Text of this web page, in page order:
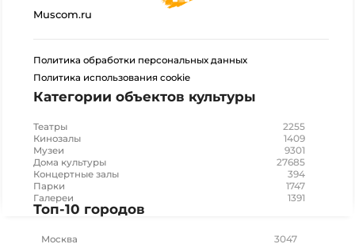
Muscom.ru
Политика обработки персональных данных
Политика использования cookie
Категории объектов культуры
Театры 2255
Кинозалы 1409
Музеи 9301
Дома культуры 27685
Концертные залы 394
Парки 1747
Галереи 1391
Топ-10 городов
Москва 3047